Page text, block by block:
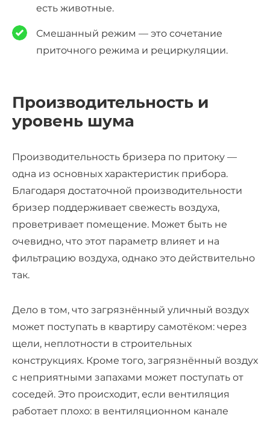
есть животные.
Смешанный режим — это сочетание
приточного режима и рециркуляции.
Производительность и
уровень шума
Производительность бризера по притоку —
одна из основных характеристик прибора.
Благодаря достаточной производительности
бризер поддерживает свежесть воздуха,
проветривает помещение. Может быть не
очевидно, что этот параметр влияет и на
фильтрацию воздуха, однако это действительно
так.
Дело в том, что загрязнённый уличный воздух
может поступать в квартиру самотёком: через
щели, неплотности в строительных
конструкциях. Кроме того, загрязнённый воздух
с неприятными запахами может поступать от
соседей. Это происходит, если вентиляция
работает плохо: в вентиляционном канале